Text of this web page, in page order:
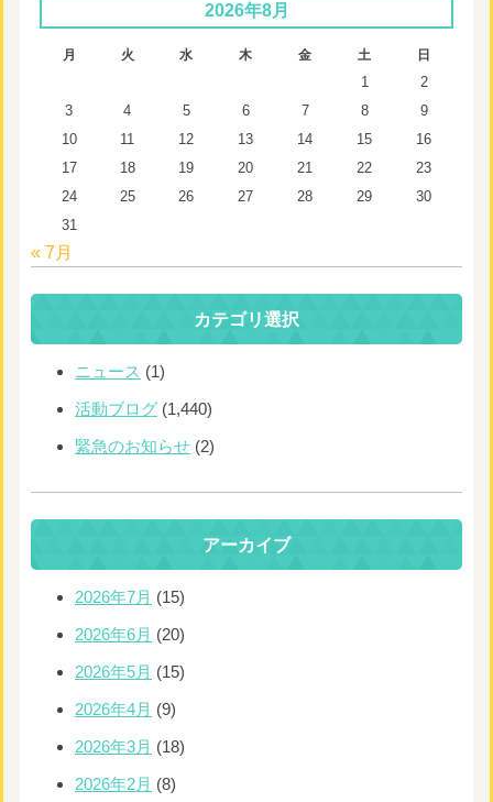
2026年8月
月 火 水 木 金 土 日
1
2
3
4 5 6 7 8
9
10
11 12 13 14 15
16
17
18 19 20 21 22
23
24
25 26 27 28 29
30
31
« 7月
カテゴリ選択
ニュース (1)
活動ブログ (1,440)
緊急のお知らせ (2)
アーカイブ
2026年7月 (15)
2026年6月 (20)
2026年5月 (15)
2026年4月 (9)
2026年3月 (18)
2026年2月 (8)